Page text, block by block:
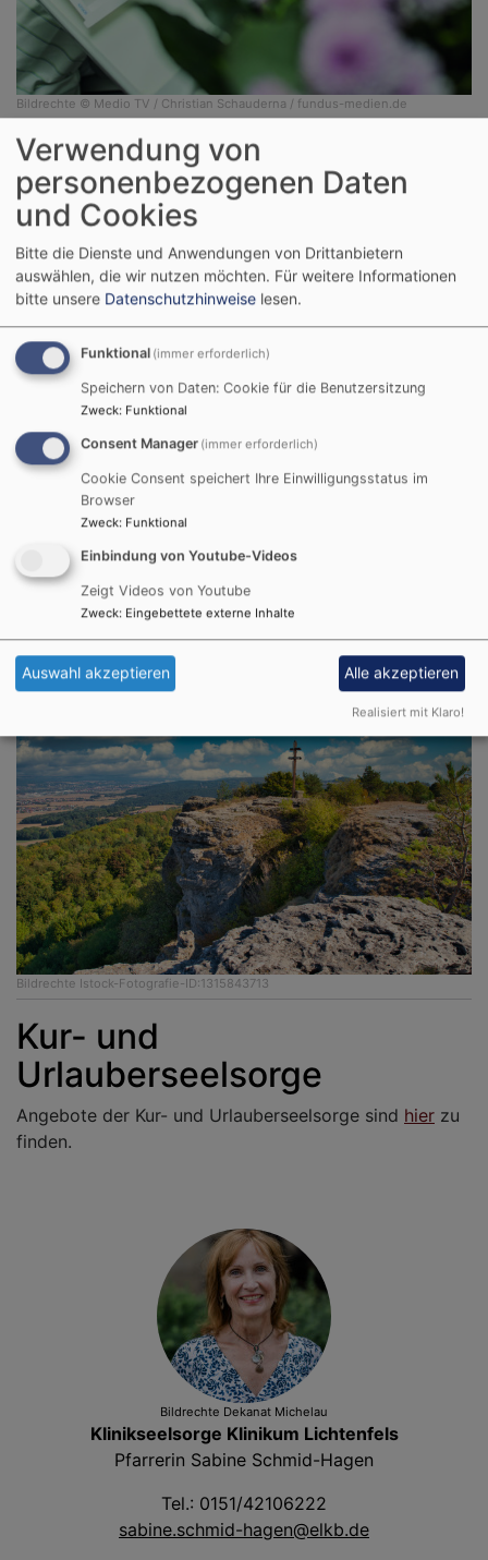
Bildrechte © Medio TV / Christian Schauderna / fundus-medien.de
Klinikseelsorge
Jesus sagt: Ich war krank und ihr habt mich besucht.
(Mt 25,36)
Die Umsetzung dieser Worte aus der Bibel sind uns als
Kirche und als Seelsorger*innen wichtig. Menschen,
oder chronisch, psychisch oder körperlich, lassen wir
nicht allein. In den Kliniken auf dem Gebiet unseres
Dekanates gibt es Gottesdienste und die Möglichkeit
Im Dekanatsbezirk Michelau begleiten Sie unsere
Seelsorger:innen in folgenden Kliniken:
Bezirksklinikum Obermain Kutzenberg
Rehaklinik Lautergrund und Schön Klinik Bad
Staffelstein
Bildrechte Istock-Fotografie-ID:1315843713
Kur- und
Urlauberseelsorge
Angebote der Kur- und Urlauberseelsorge sind hier zu
finden.
Bildrechte Dekanat Michelau
Klinikseelsorge Klinikum Lichtenfels
Pfarrerin Sabine Schmid-Hagen
Tel.: 0151/42106222
sabine.schmid-hagen@elkb.de
Verwendung von
personenbezogenen Daten
und Cookies
Bitte die Dienste und Anwendungen von Drittanbietern
auswählen, die wir nutzen möchten. Für weitere Informationen
bitte unsere Datenschutzhinweise lesen.
Funktional (immer erforderlich)
Speichern von Daten: Cookie für die Benutzersitzung
Zweck: Funktional
Consent Manager (immer erforderlich)
Cookie Consent speichert Ihre Einwilligungsstatus im
Browser
Zweck: Funktional
Einbindung von Youtube-Videos
Zeigt Videos von Youtube
Zweck: Eingebettete externe Inhalte
Auswahl akzeptieren Alle akzeptieren
Realisiert mit Klaro!